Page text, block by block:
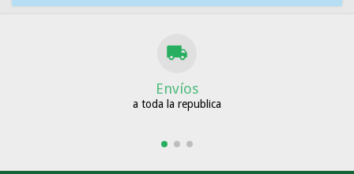
Envíos
a toda la republica